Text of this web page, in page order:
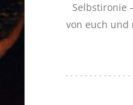
Selbstironie
von euch und